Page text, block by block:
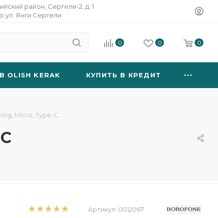
район, Сергели-2, д. 1
ул. Янги Сергели
0 0 0
OLISH KERAK КУПИТЬ В КРЕДИТ
Micro, Type-C
Артикул: 0012067